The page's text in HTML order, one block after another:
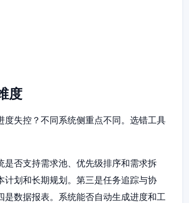
度
失控？不同系统侧重点不同。选错工具
否支持需求池、优先级排序和需求拆
划和长期规划。第三是任务追踪与协
数据报表。系统能否自动生成进度和工